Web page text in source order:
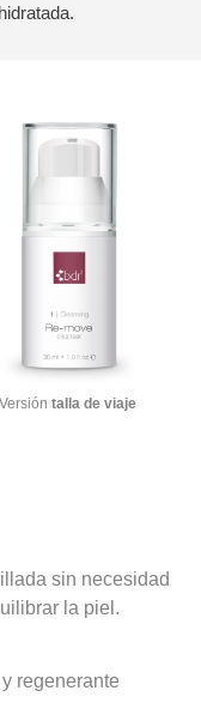
Versióntalla de viaje
sin necesidad
la piel.
regenerante